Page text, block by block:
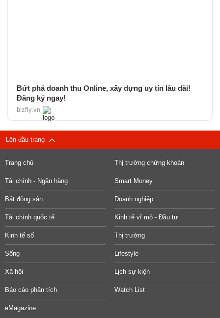
Bứt phá doanh thu Online, xây dựng uy tín lâu dài!
Đăng ký ngay!
bizfly.vn
Lên đầu trang
Trang chủ Thị trường chứng khoán
Tài chính - Ngân hàng Smart Money
Bất động sản Doanh nghiệp
Tài chính quốc tế Kinh tế vĩ mô - Đầu tư
Kinh tế số Thị trường
Sống Lifestyle
Xã hội Lịch sự kiện
Báo cáo phân tích Watch List
eMagazine